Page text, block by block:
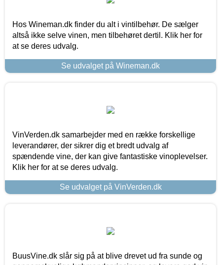
Hos Wineman.dk finder du alt i vintilbehør. De sælger
altså ikke selve vinen, men tilbehøret dertil. Klik her for
at se deres udvalg.
Se udvalget på Wineman.dk
VinVerden.dk samarbejder med en række forskellige
leverandører, der sikrer dig et bredt udvalg af
spændende vine, der kan give fantastiske vinoplevelser.
Klik her for at se deres udvalg.
Se udvalget på VinVerden.dk
BuusVine.dk slår sig på at blive drevet ud fra sunde og